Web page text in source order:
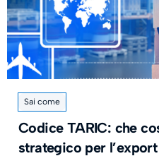
Sai come
Codice TARIC: che
strategico per l’export